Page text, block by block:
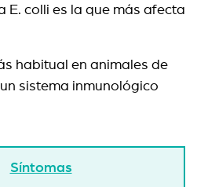
E. colli es la que más afecta
habitual en animales de
sistema inmunológico
Síntomas